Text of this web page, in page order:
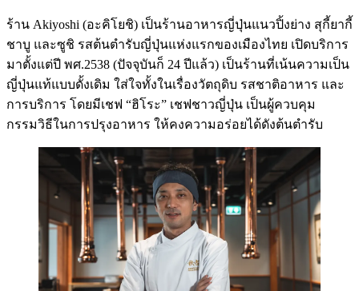
ร้าน Akiyoshi (อะคิโยชิ) เป็นร้านอาหารญี่ปุ่นแนวปิ้งย่าง สุกี้ยากี้
ชาบู และซูชิ รสต้นตำรับญี่ปุ่นแห่งแรกของเมืองไทย เปิดบริการ
มาตั้งแต่ปี พศ.2538 (ปัจจุบันก็ 24 ปีแล้ว) เป็นร้านที่เน้นความเป็น
ญี่ปุ่นแท้แบบดั้งเดิม ใส่ใจทั้งในเรื่องวัตถุดิบ รสชาติอาหาร และ
การบริการ โดยมีเชฟ “ฮิโระ” เชฟชาวญี่ปุ่น เป็นผู้ควบคุม
กรรมวิธีในการปรุงอาหาร ให้คงความอร่อยได้ดังต้นตำรับ